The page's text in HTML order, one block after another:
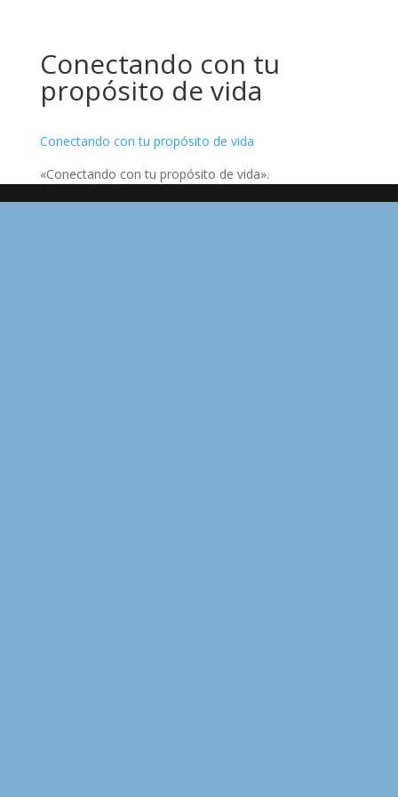
Conectando con tu
propósito de vida
Conectando con tu propósito de vida
«Conectando con tu propósito de vida».